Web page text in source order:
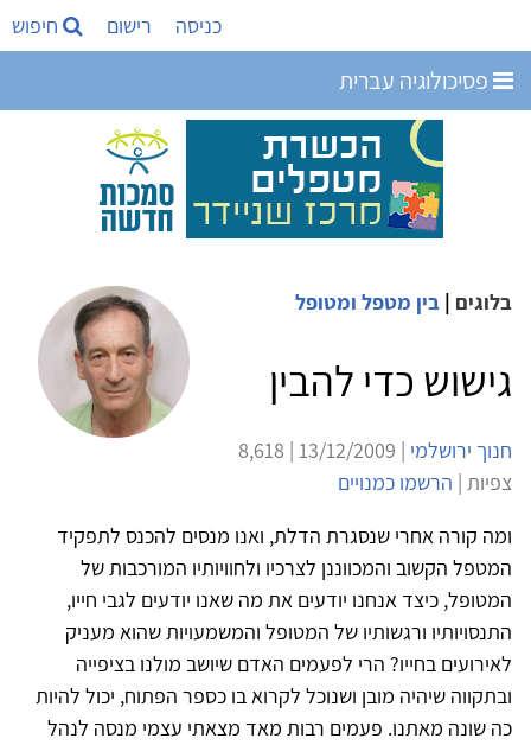
כניסה רישום חיפוש
פסיכולוגיה עברית
בלוגים | בין מטפל ומטופל
גישוש כדי להבין
חנוך ירושלמי
| 13/12/2009 | 8,618
צפיות | הרשמו כמנויים
ומה קורה אחרי שנסגרת הדלת, ואנו מנסים להכנס לתפקיד
המטפל הקשוב והמכווננן לצרכיו ולחוויותיו המורכבות של
המטופל, כיצד אנחנו יודעים את מה שאנו יודעים לגבי חייו,
התנסויותיו ורגשותיו של המטופל והמשמעויות שהוא מעניק
לאירועים בחייו? הרי לפעמים האדם שיושב מולנו בציפייה
ובתקווה שיהיה מובן ושנוכל לקרוא בו כספר הפתוח, יכול להיות
כה שונה מאתנו. פעמים רבות מאד מצאתי עצמי מנסה לנהל